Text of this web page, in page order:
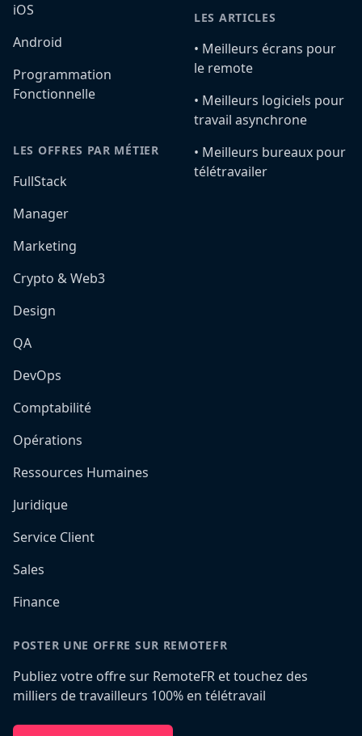
iOS
Android
Programmation
Fonctionnelle
LES OFFRES PAR MÉTIER
FullStack
Manager
Marketing
Crypto & Web3
Design
QA
DevOps
Comptabilité
Opérations
Ressources Humaines
Juridique
Service Client
Sales
Finance
LES ARTICLES
•️ Meilleurs écrans pour
le remote
•️ Meilleurs logiciels pour
travail asynchrone
•️ Meilleurs bureaux pour
télétravailer
POSTER UNE OFFRE SUR REMOTEFR
Publiez votre offre sur RemoteFR et touchez des
milliers de travailleurs 100% en télétravail